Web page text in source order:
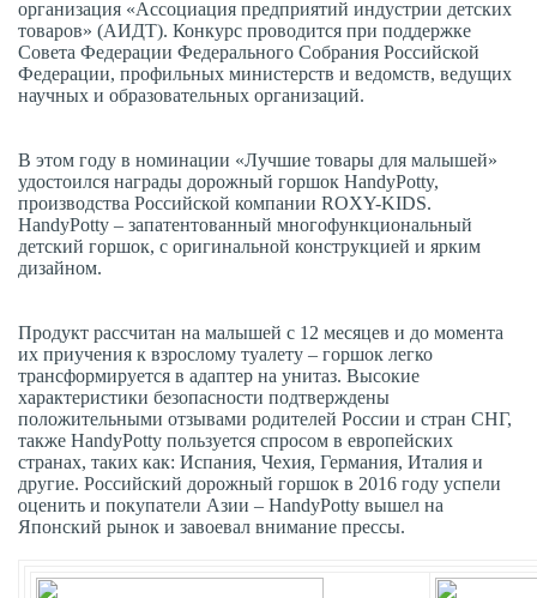
организация «Ассоциация предприятий индустрии детских
товаров» (АИДТ). Конкурс проводится при поддержке
Совета Федерации Федерального Собрания Российской
Федерации, профильных министерств и ведомств, ведущих
научных и образовательных организаций.
В этом году в номинации «Лучшие товары для малышей»
удостоился награды дорожный горшок HandyPotty,
производства Российской компании ROXY-KIDS.
HandyPotty – запатентованный многофункциональный
детский горшок, с оригинальной конструкцией и ярким
дизайном.
Продукт рассчитан на малышей с 12 месяцев и до момента
их приучения к взрослому туалету – горшок легко
трансформируется в адаптер на унитаз. Высокие
характеристики безопасности подтверждены
положительными отзывами родителей России и стран СНГ,
также HandyPotty пользуется спросом в европейских
странах, таких как: Испания, Чехия, Германия, Италия и
другие. Российский дорожный горшок в 2016 году успели
оценить и покупатели Азии – HandyPotty вышел на
Японский рынок и завоевал внимание прессы.